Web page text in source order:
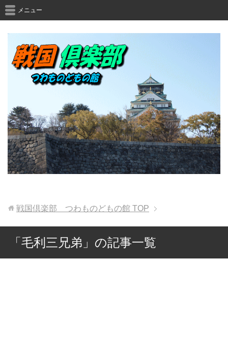
メニュー
戦国倶楽部 つわものどもの館 TOP
「毛利三兄弟」の記事一覧